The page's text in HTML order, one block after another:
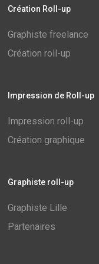
Création Roll-up
Graphiste freelance
Création roll-up
Impression de Roll-up
Impression roll-up
Création graphique
Graphiste roll-up
Graphiste Lille
Partenaires